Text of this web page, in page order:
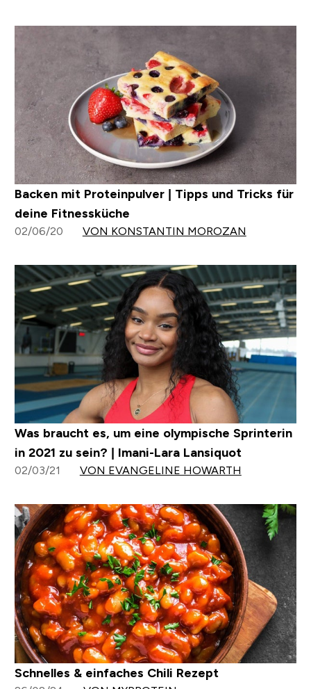
Backen mit Proteinpulver | Tipps und Tricks für
deine Fitnessküche
02/06/20 VON KONSTANTIN MOROZAN
Was braucht es, um eine olympische Sprinterin
in 2021 zu sein? | Imani-Lara Lansiquot
02/03/21 VON EVANGELINE HOWARTH
Schnelles & einfaches Chili Rezept